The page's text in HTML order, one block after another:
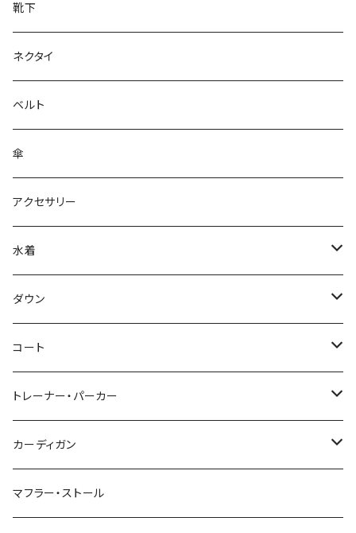
靴下
ネクタイ
ベルト
傘
アクセサリー
水着
～44/S
46/M
48/L
50/XL～
ダウン
～44/S
46/M
48/L
50/XL～
コート
～44/S
46/M
48/L
トレーナー・パーカー
～44/S
46/M
カーディガン
～44/S
マフラー・ストール